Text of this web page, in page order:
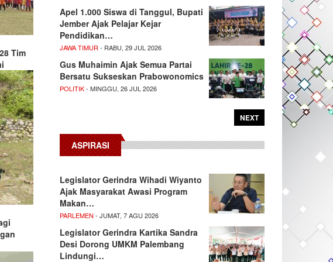
Tim
Apel 1.000 Siswa di Tanggul, Bupati
Jember Ajak Pelajar Kejar
Pendidikan…
JAWA TIMUR - RABU, 29 JUL 2026
Gus Muhaimin Ajak Semua Partai
Bersatu Sukseskan Prabowonomics
POLITIK- MINGGU, 26 JUL 2026
NEXT
ASPIRASI
Legislator Gerindra Wihadi Wiyanto
Ajak Masyarakat Awasi Program
Makan…
PARLEMEN - JUMAT, 7 AGU 2026
Legislator Gerindra Kartika Sandra
Desi Dorong UMKM Palembang
Lindungi…